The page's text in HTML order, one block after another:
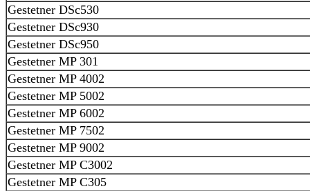
Gestetner DSc530
Gestetner DSc930
Gestetner DSc950
Gestetner MP 301
Gestetner MP 4002
Gestetner MP 5002
Gestetner MP 6002
Gestetner MP 7502
Gestetner MP 9002
Gestetner MP C3002
Gestetner MP C305